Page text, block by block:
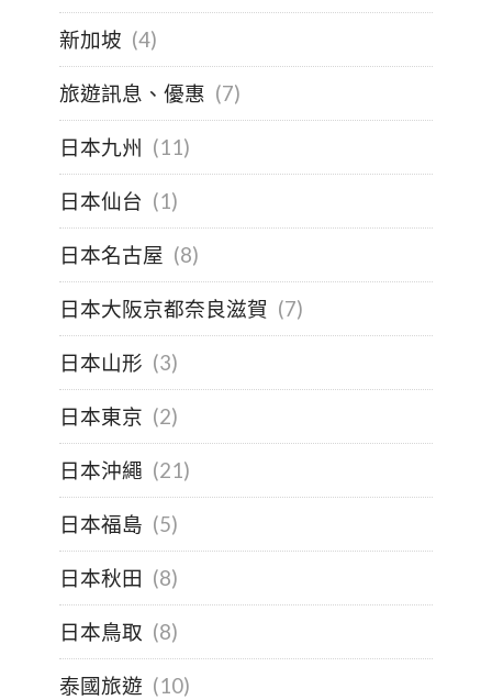
新加坡 (4)
旅遊訊息、優惠 (7)
日本九州 (11)
日本仙台 (1)
日本名古屋 (8)
日本大阪京都奈良滋賀 (7)
日本山形 (3)
日本東京 (2)
日本沖繩 (21)
日本福島 (5)
日本秋田 (8)
日本鳥取 (8)
泰國旅遊 (10)